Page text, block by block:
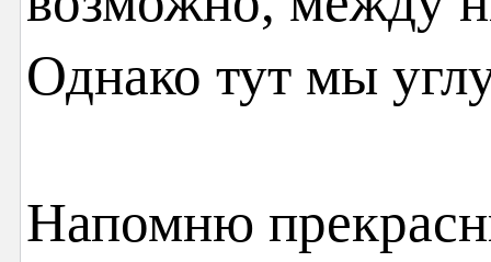
Однако тут мы
Напомню